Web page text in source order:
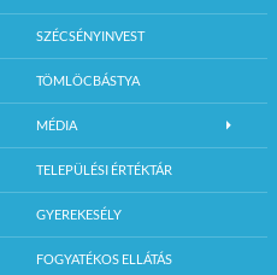
SZÉCSÉNYINVEST
TÖMLÖCBÁSTYA
MÉDIA
TELEPÜLÉSI ÉRTÉKTÁR
GYEREKESÉLY
FOGYATÉKOS ELLÁTÁS